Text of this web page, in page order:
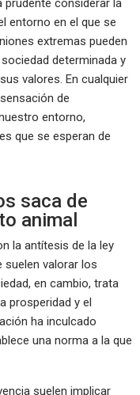
prudente considerar la
entorno en el que se
extremas pueden
determinada y
valores. En cualquier
de
entorno,
que se esperan de
saca de
animal
la antítesis de la ley
suelen valorar los
en cambio, trata
prosperidad y el
ha inculcado
una norma a la que
suelen implicar